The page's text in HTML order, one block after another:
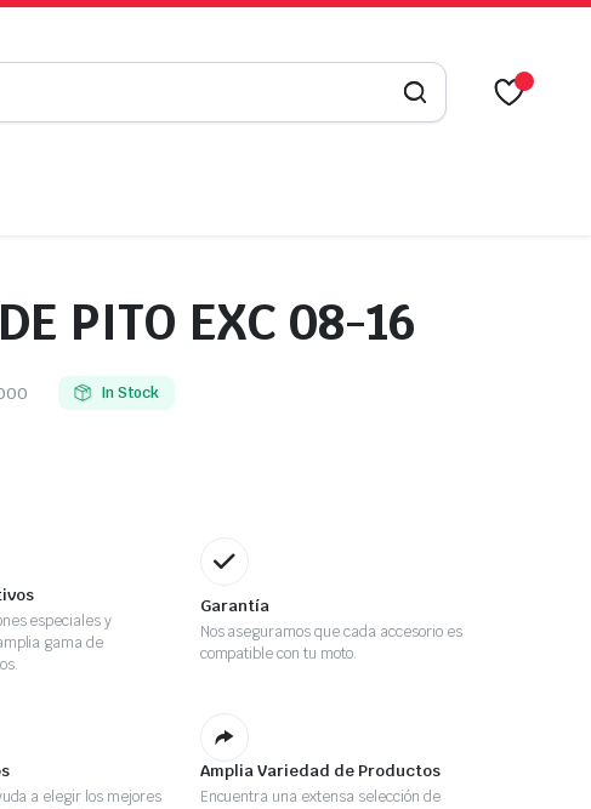
PITO EXC 08-16
In Stock
especiales y
gama de
Garantía
Nos aseguramos que cada accesorio es
compatible con tu moto.
a elegir los mejores
Amplia Variedad de Productos
Encuentra una extensa selección de